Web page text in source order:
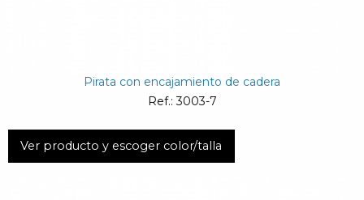
Pirata con encajamiento de cadera
Ref.: 3003-7
Ver producto y escoger color/talla